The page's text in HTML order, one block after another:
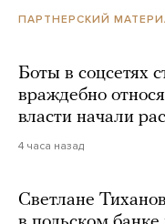
ПАРТНЕРСКИЙ
Боты в соцсетях
враждебно
власти начали
4 часа назад
Светлане